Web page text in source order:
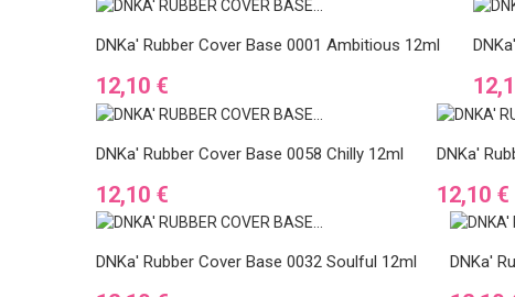
DNKa' Rubber Cover Base 0001 Ambitious 12ml
Ár
12,10 € Ár
DNKa' Rubber Cover Base 0058 Chilly 12ml
Ár
12,10 €
DNKa'
Ár
12,10 €
DNKa' Rubber Cover Base 0032 Soulful 12ml DNKa'